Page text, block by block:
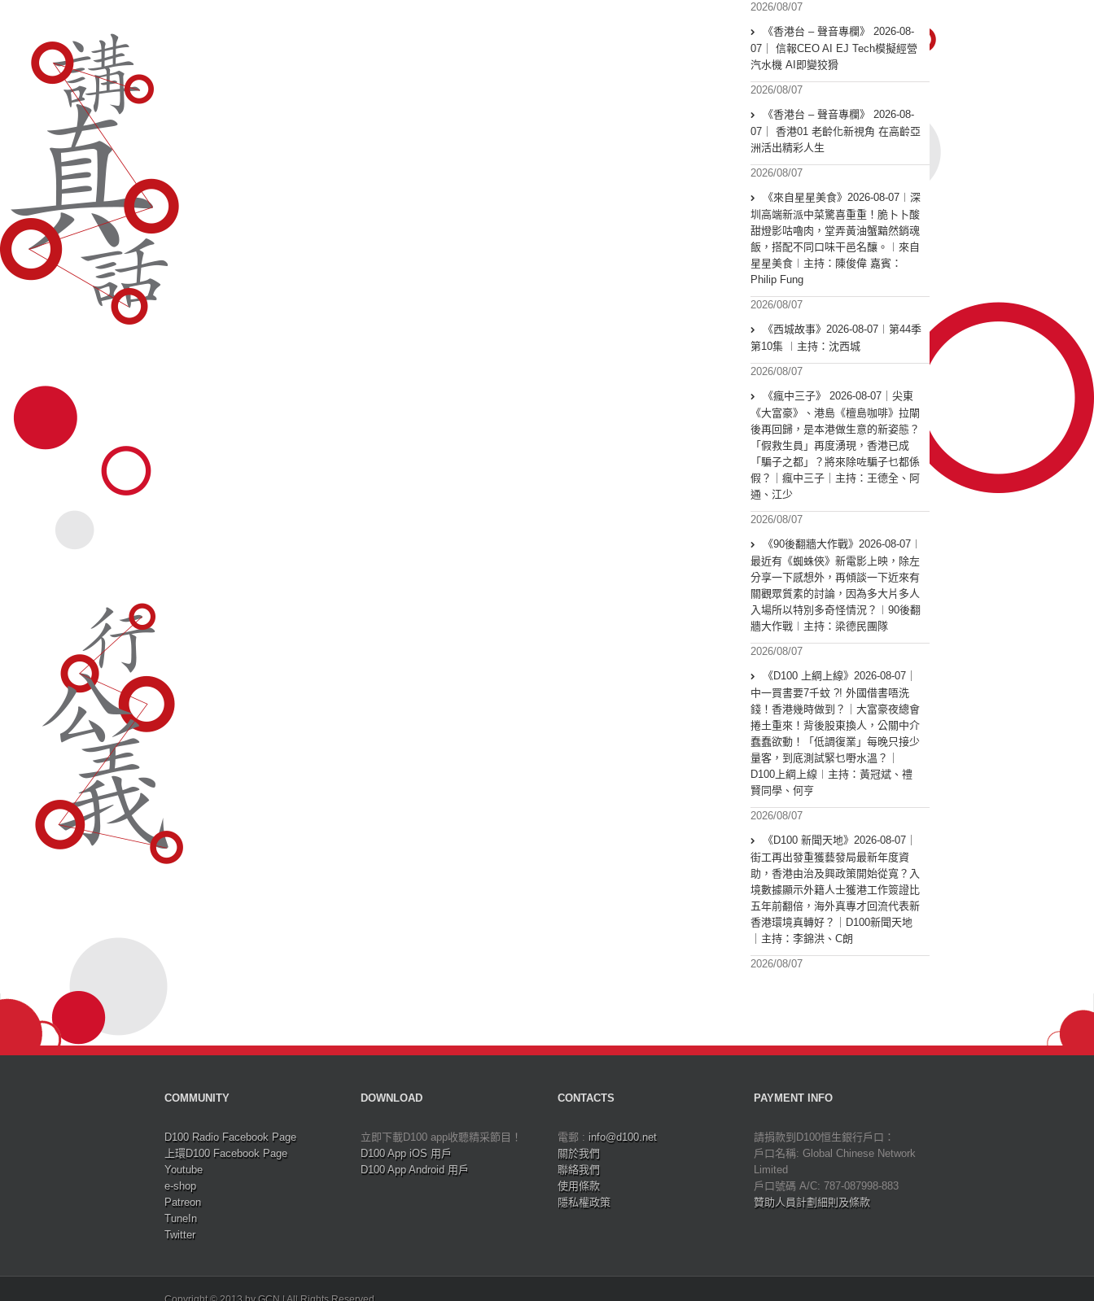
2026/08/07
《香港台 – 聲音專欄》 2026-08-
07｜ 信報CEO AI EJ Tech模擬經營
汽水機 AI即變狡猾
2026/08/07
《香港台 – 聲音專欄》 2026-08-
07｜ 香港01 老齡化新視角 在高齡亞
洲活出精彩人生
2026/08/07
《來自星星美食》2026-08-07︱深
圳高端新派中菜驚喜重重！脆卜卜酸
甜燈影咕嚕肉，堂弄黃油蟹黯然銷魂
飯，搭配不同口味干邑名釀。︱來自
星星美食︱主持：陳俊偉 嘉賓：
Philip Fung
2026/08/07
《西城故事》2026-08-07︱第44季
第10集 ︱主持：沈西城
2026/08/07
《瘋中三子》 2026-08-07｜尖東
《大富豪》、港島《檀島咖啡》拉閘
後再回歸，是本港做生意的新姿態？
「假救生員」再度湧現，香港已成
「騙子之都」？將來除咗騙子乜都係
假？｜瘋中三子｜主持：王德全、阿
通、江少
2026/08/07
《90後翻牆大作戰》2026-08-07︱
最近有《蜘蛛俠》新電影上映，除左
分享一下感想外，再傾談一下近來有
關觀眾質素的討論，因為多大片多人
入場所以特別多奇怪情況？︱90後翻
牆大作戰︱主持：梁德民團隊
2026/08/07
《D100 上綱上線》2026-08-07｜
中一買書要7千蚊 ?! 外國借書唔洗
錢！香港幾時做到？｜大富豪夜總會
捲土重來！背後股東換人，公關中介
蠢蠢欲動！「低調復業」每晚只接少
量客，到底測試緊乜嘢水溫？｜
D100上綱上線︱主持：黃冠斌、禮
賢同學、何亨
2026/08/07
《D100 新聞天地》2026-08-07｜
街工再出發重獲藝發局最新年度資
助，香港由治及興政策開始從寬？入
境數據顯示外籍人士獲港工作簽證比
五年前翻倍，海外真專才回流代表新
香港環境真轉好？｜D100新聞天地
｜主持：李錦洪、C朗
2026/08/07
COMMUNITY
D100 Radio Facebook Page
上環D100 Facebook Page
Youtube
e-shop
Patreon
TuneIn
Twitter
DOWNLOAD
立即下載D100 app收聽精采節目！
D100 App iOS 用戶
D100 App Android 用戶
CONTACTS
電郵 : info@d100.net
關於我們
聯絡我們
使用條款
隱私權政策
PAYMENT INFO
請捐款到D100恒生銀行戶口：
戶口名稱: Global Chinese Network
Limited
戶口號碼 A/C: 787-087998-883
贊助人員計劃細則及條款